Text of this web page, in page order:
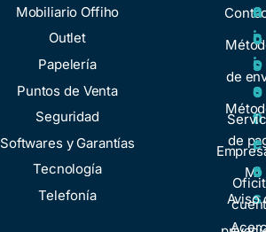
Mobiliario Offiho
Outlet
Papelería
Puntos de Venta
Seguridad
Softwares y Garantías
Tecnología
Telefonía
de
de
Mi
n
o
s
o
t
r
o
s
a
c
i
o
n
e
s
Aviso
c
i
o
s